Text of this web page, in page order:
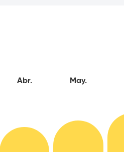
Abr. May.